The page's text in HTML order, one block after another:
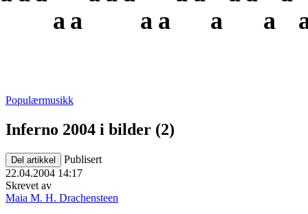
Populærmusikk
Inferno 2004 i bilder (2)
Del artikkel
Publisert
22.04.2004 14:17
Skrevet av
Maia M. H. Drachensteen